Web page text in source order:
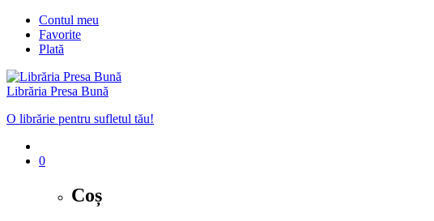
Contul meu
Favorite
Plată
Librăria Presa Bună
O librărie pentru sufletul tău!
0
Coș